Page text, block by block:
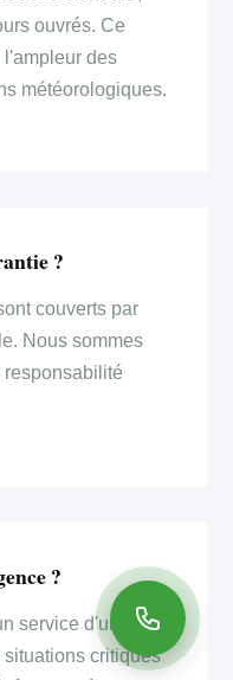
ouvrés. Ce
des
météorologiques.
?
couverts par
Nous sommes
?
service d'urgence
situations critiques